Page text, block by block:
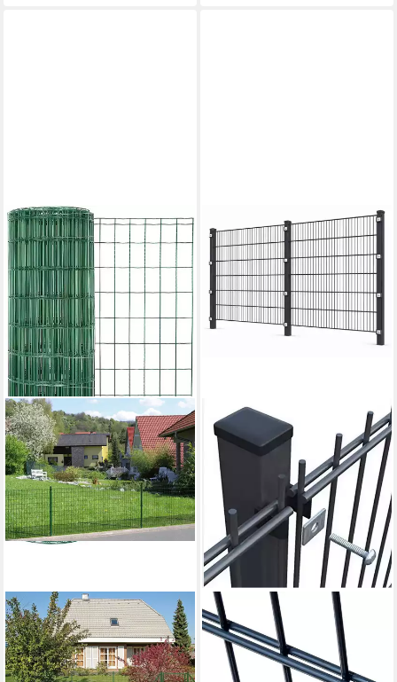
ALBERTS
Schweißgitter Fix-Clip Pro®,
Höhe: 80-150cm,
Gesamtlänge: 10-25 m
TERRASSE2000
Doppelstabmattenzaun
Doppelstabmattenzaun-Set
(6/5/6)